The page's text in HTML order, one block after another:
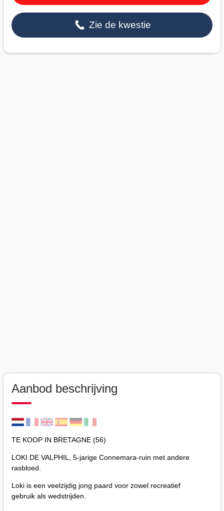
Zie de kwestie
Aanbod beschrijving
TE KOOP IN BRETAGNE (56)
LOKI DE VALPHIL, 5-jarige Connemara-ruin met andere
rasbloed.
Loki is een veelzijdig jong paard voor zowel recreatief
gebruik als wedstrijden.